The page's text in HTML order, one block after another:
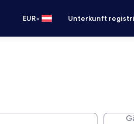
EUR• Unterkunft